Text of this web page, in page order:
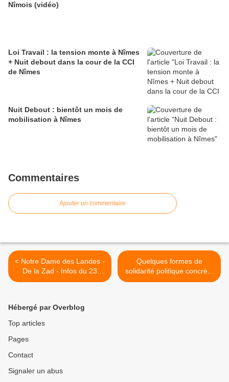
Nîmois (vidéo)
Loi Travail : la tension monte à Nîmes
+ Nuit debout dans la cour de la CCI
de Nîmes
Nuit Debout : bientôt un mois de
mobilisation à Nîmes
Commentaires
Ajouter un commentaire
< Notre Dame des Landes -
De la Zad - Infos du 23
février au 2 Mars
Quelques formes de
solidarité politique concrète
avec le peuple grec >
Hébergé par Overblog
Top articles
Pages
Contact
Signaler un abus